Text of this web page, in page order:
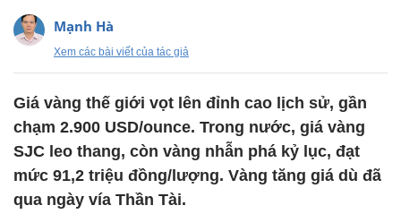
Mạnh Hà
Xem các bài viết của tác giả
Giá vàng thế giới vọt lên đỉnh cao lịch sử, gần
chạm 2.900 USD/ounce. Trong nước, giá vàng
SJC leo thang, còn vàng nhẫn phá kỷ lục, đạt
mức 91,2 triệu đồng/lượng. Vàng tăng giá dù đã
qua ngày vía Thần Tài.